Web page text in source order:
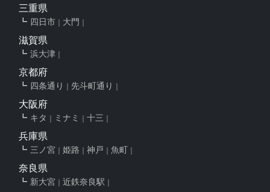
三重県
四日市 大門
滋賀県
浜大津
京都府
四条通り 先斗町通り
大阪府
キタ ミナミ 十三
兵庫県
三ノ宮 姫路 神戸 魚町
奈良県
新大宮 近鉄奈良駅